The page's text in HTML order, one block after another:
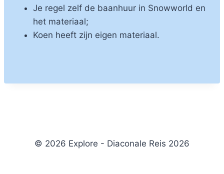
Je regel zelf de baanhuur in Snowworld en
het materiaal;
Koen heeft zijn eigen materiaal.
© 2026 Explore - Diaconale Reis 2026